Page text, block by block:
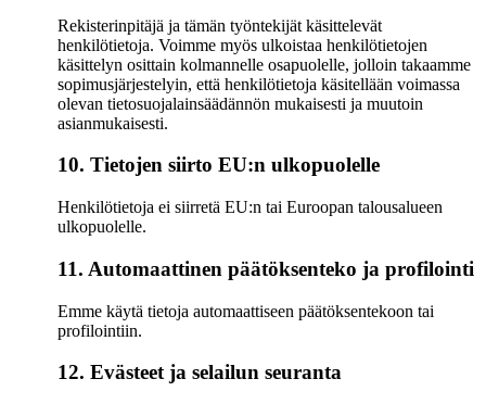
Rekisterinpitäjä ja tämän työntekijät käsittelevät
henkilötietoja. Voimme myös ulkoistaa henkilötietojen
käsittelyn osittain kolmannelle osapuolelle, jolloin takaamme
sopimusjärjestelyin, että henkilötietoja käsitellään voimassa
olevan tietosuojalainsäädännön mukaisesti ja muutoin
asianmukaisesti.
10. Tietojen siirto EU:n ulkopuolelle
Henkilötietoja ei siirretä EU:n tai Euroopan talousalueen
ulkopuolelle.
11. Automaattinen päätöksenteko ja profilointi
Emme käytä tietoja automaattiseen päätöksentekoon tai
profilointiin.
12. Evästeet ja selailun seuranta